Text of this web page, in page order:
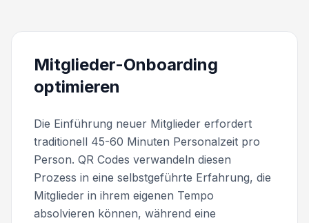
Mitglieder-Onboarding
optimieren
Die Einführung neuer Mitglieder erfordert
traditionell 45-60 Minuten Personalzeit pro
Person. QR Codes verwandeln diesen
Prozess in eine selbstgeführte Erfahrung, die
Mitglieder in ihrem eigenen Tempo
absolvieren können, während eine